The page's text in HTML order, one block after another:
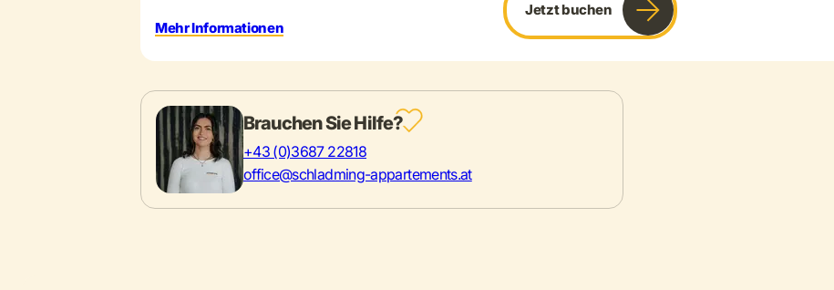
Mehr Informationen
Jetzt buchen
Brauchen Sie Hilfe?
+43 (0)3687 22818
office@schladming-appartements.at